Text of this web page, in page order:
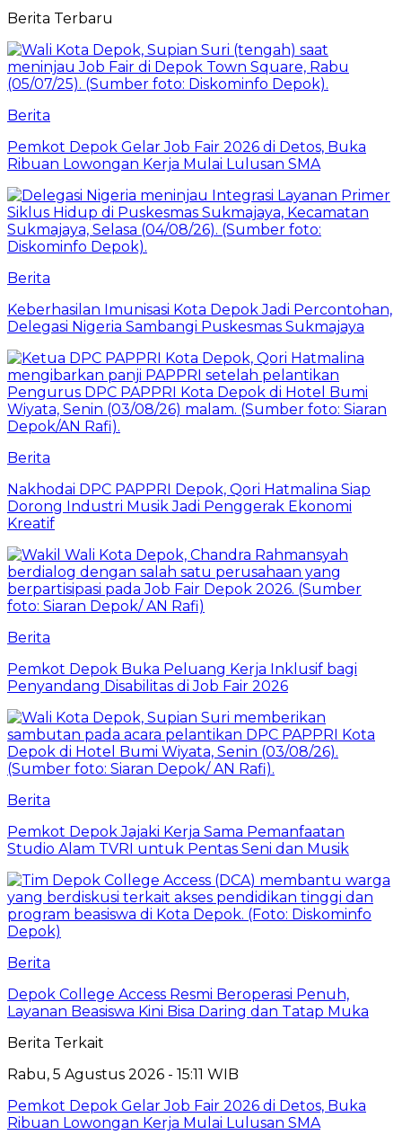
Berita Terbaru
Berita
Pemkot Depok Gelar Job Fair 2026 di Detos, Buka
Ribuan Lowongan Kerja Mulai Lulusan SMA
Berita
Keberhasilan Imunisasi Kota Depok Jadi Percontohan,
Delegasi Nigeria Sambangi Puskesmas Sukmajaya
Berita
Nakhodai DPC PAPPRI Depok, Qori Hatmalina Siap
Dorong Industri Musik Jadi Penggerak Ekonomi
Kreatif
Berita
Pemkot Depok Buka Peluang Kerja Inklusif bagi
Penyandang Disabilitas di Job Fair 2026
Berita
Pemkot Depok Jajaki Kerja Sama Pemanfaatan
Studio Alam TVRI untuk Pentas Seni dan Musik
Berita
Depok College Access Resmi Beroperasi Penuh,
Layanan Beasiswa Kini Bisa Daring dan Tatap Muka
Berita Terkait
Rabu, 5 Agustus 2026 - 15:11 WIB
Pemkot Depok Gelar Job Fair 2026 di Detos, Buka
Ribuan Lowongan Kerja Mulai Lulusan SMA